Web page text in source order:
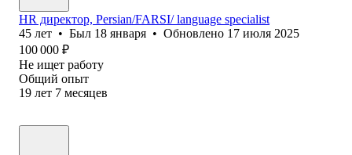
HR директор, Persian/FARSI/ language specialist
45 лет • Был 18 января • Обновлено 17 июля 2025
100 000 ₽
Не ищет работу
Общий опыт
19 лет 7 месяцев